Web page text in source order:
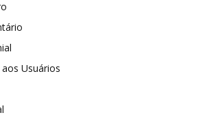
Usuários